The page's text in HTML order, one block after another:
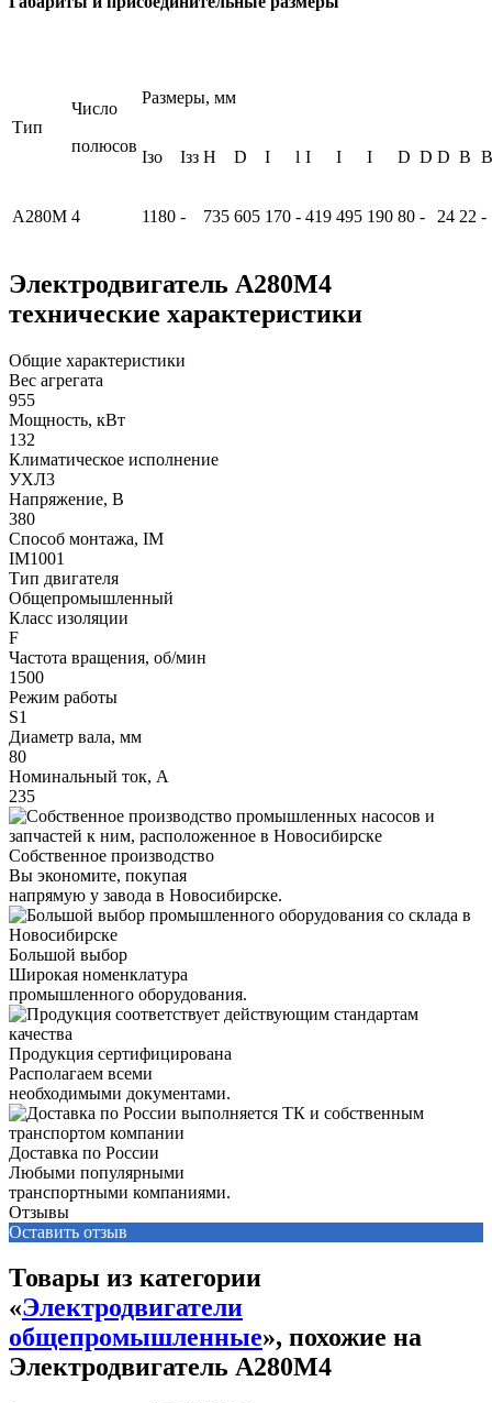
Тип
Число
полюсов
Размеры, мм
Iзо Iзз H D I l I I I D D D B B
А280М 4 1180 - 735 605 170 - 419 495 190 80 - 24 22 -
Электродвигатель А280М4
технические характеристики
Общие характеристики
Вес агрегата
955
Мощность, кВт
132
Климатическое исполнение
УХЛ3
Напряжение, В
380
Способ монтажа, IM
IM1001
Тип двигателя
Общепромышленный
Класс изоляции
F
Частота вращения, об/мин
1500
Режим работы
S1
Диаметр вала, мм
80
Номинальный ток, А
235
Собственное производство
Вы экономите, покупая
напрямую у завода в Новосибирске.
Большой выбор
Широкая номенклатура
промышленного оборудования.
Продукция сертифицирована
Располагаем всеми
необходимыми документами.
Доставка по России
Любыми популярными
транспортными компаниями.
Отзывы
Оставить отзыв
Товары из категории
«Электродвигатели
общепромышленные», похожие на
Электродвигатель А280М4